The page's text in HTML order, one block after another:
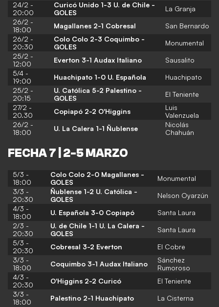
24/2 -
20:00
Curicó Unido 1-3 U. de Chile -
GOLES
La Granja
26/2 -
18:00
Magallanes 2-1 Cobresal
San Bernardo
26/2 -
20:30
Colo Colo 2-3 Coquimbo -
GOLES
Monumental
25/2 -
12:00
Everton 3-1 Audax Italiano
Sausalito
5/4 -
19:00
Huachipato 1-0 U. Española
Huachipato
25/2 -
20:15
U. Católica 5-2 Palestino -
GOLES
El Teniente
27/2 -
20.30
Copiapó 2-2 O'Higgins
Luis
Valenzuela
26/2 -
18:00
U. La Calera 1-1 Ñublense
Nicolás
Chahuán
FECHA 7 | 2-5 MARZO
5/3 -
18:00
Colo Colo 2-0 Magallanes -
GOLES
Monumental
3/3 -
20:30
Ñublense 1-2 U. Católica -
GOLES
Nelson Oyarzún
4/3 -
18:00
U. Española 3-0 Copiapó
Santa Laura
2/3 -
20:30
U. de Chile 1-1 U. La Calera -
GOLES
Santa Laura
5/3 -
20:30
Cobresal 3-2 Everton
El Cobre
3/3 -
18:00
Coquimbo 3-1 Audax Italiano
Sánchez
Rumoroso
4/3 -
20:30
O'Higgins 2-2 Curicó
El Teniente
3/3 -
18:00
Palestino 2-1 Huachipato La Cisterna